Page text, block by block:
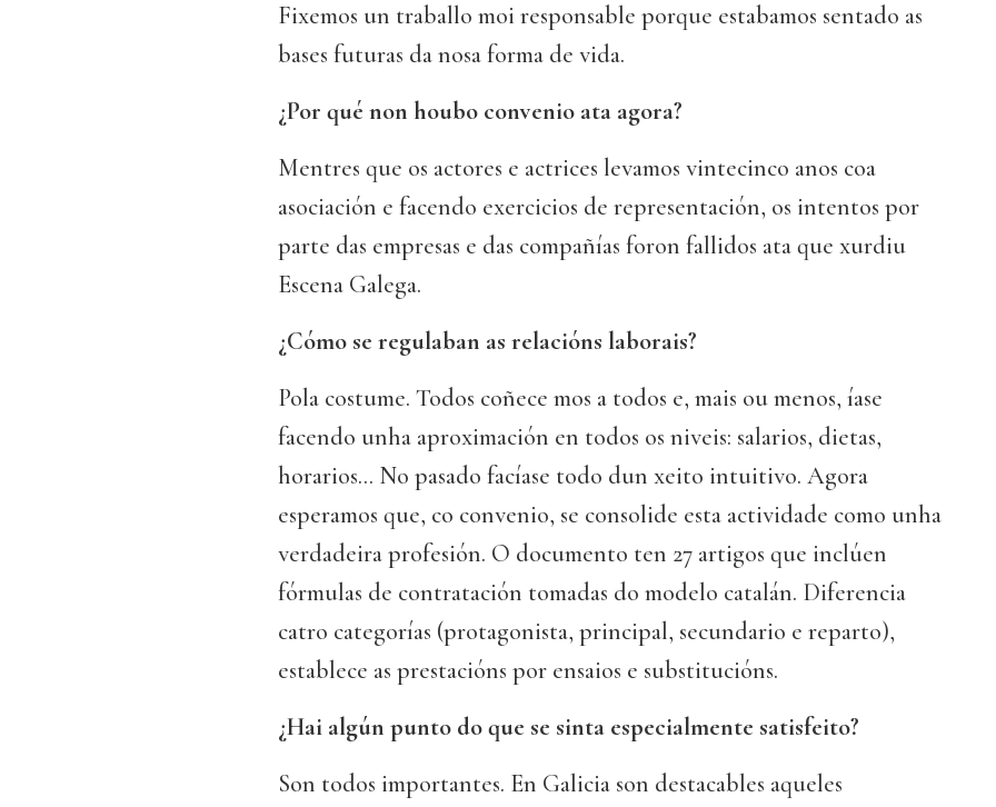
Fixemos un traballo moi responsable porque estabamos sentado as
bases futuras da nosa forma de vida.
¿Por qué non houbo convenio ata agora?
Mentres que os actores e actrices levamos vintecinco anos coa
asociación e facendo exercicios de representación, os intentos por
parte das empresas e das compañías foron fallidos ata que xurdiu
Escena Galega.
¿Cómo se regulaban as relacións laborais?
Pola costume. Todos coñece mos a todos e, mais ou menos, íase
facendo unha aproximación en todos os niveis: salarios, dietas,
horarios... No pasado facíase todo dun xeito intuitivo. Agora
esperamos que, co convenio, se consolide esta actividade como unha
verdadeira profesión. O documento ten 27 artigos que inclúen
fórmulas de contratación tomadas do modelo catalán. Diferencia
catro categorías (protagonista, principal, secundario e reparto),
establece as prestacións por ensaios e substitucións.
¿Hai algún punto do que se sinta especialmente satisfeito?
Son todos importantes. En Galicia son destacables aqueles